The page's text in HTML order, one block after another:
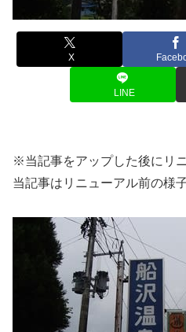
X
LINE
※当記事をアップした後にリ
当記事はリニューアル前の様